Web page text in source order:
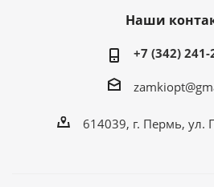
Наши
+7 (342) 241-
614039, г. Пермь, ул.